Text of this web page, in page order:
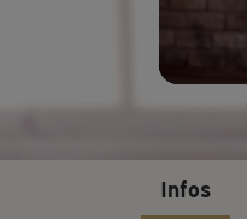
Infos